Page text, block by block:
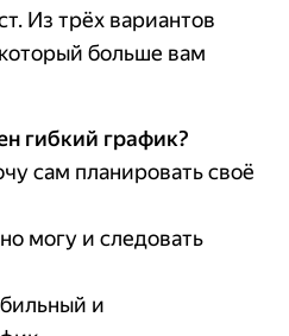
Из трёх вариантов
больше вам
гибкий график?
сам планировать своё
могу и следовать
и